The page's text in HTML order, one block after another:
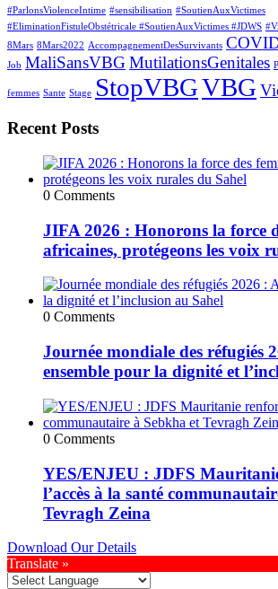
#ParlonsViolenceIntime #sensibilisation #SoutienAuxVictimes
#EliminationFistuleObstétricale #SoutienAuxVictimes #JDWS
8Mars 8Mars2022 AccompagnementDesSurvivants
Job MaliSansVBG MutilationsGenitales
femmes Sante Stage StopVBGVBG
Recent Posts
0 Comments
JIFA 2026 : Honorons la force
africaines, protégeons les voix
0 Comments
Journée mondiale des réfugiés
ensemble pour la dignité et
0 Comments
YES/ENJEU : JDFS
l’accès à la santé
Tevragh Zeina
Download Our Details
Translate »